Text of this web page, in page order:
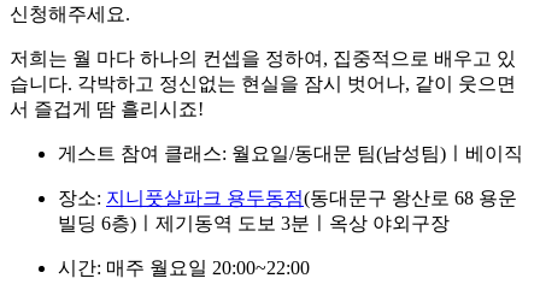
신청해주세요.
저희는 월 마다 하나의 컨셉을 정하여, 집중적으로 배우고 있
습니다. 각박하고 정신없는 현실을 잠시 벗어나, 같이 웃으면
서 즐겁게 땀 흘리시죠!
게스트 참여 클래스: 월요일/동대문 팀(남성팀)ㅣ베이직
장소: 지니풋살파크 용두동점(동대문구 왕산로 68 용운
빌딩 6층)ㅣ제기동역 도보 3분ㅣ옥상 야외구장
시간: 매주 월요일 20:00~22:00